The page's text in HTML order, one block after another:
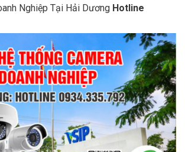
Nghiệp Tại Hải Dương Hotline